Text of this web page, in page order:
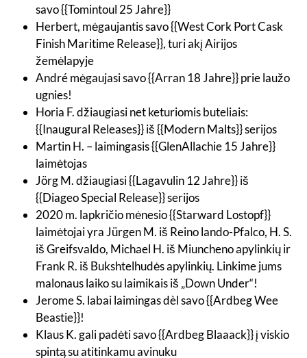
savo {{Tomintoul 25 Jahre}}
Herbert, mėgaujantis savo {{West Cork Port Cask
Finish Maritime Release}}, turi akį Airijos
žemėlapyje
André mėgaujasi savo {{Arran 18 Jahre}} prie laužo
ugnies!
Horia F. džiaugiasi net keturiomis buteliais:
{{Inaugural Releases}} iš {{Modern Malts}} serijos
Martin H. – laimingasis {{GlenAllachie 15 Jahre}}
laimėtojas
Jörg M. džiaugiasi {{Lagavulin 12 Jahre}} iš
{{Diageo Special Release}} serijos
2020 m. lapkričio mėnesio {{Starward Lostopf}}
laimėtojai yra Jürgen M. iš Reino lando-Pfalco, H. S.
iš Greifsvaldo, Michael H. iš Miuncheno apylinkių ir
Frank R. iš Bukshtelhudės apylinkių. Linkime jums
malonaus laiko su laimikais iš „Down Under“!
Jerome S. labai laimingas dèl savo {{Ardbeg Wee
Beastie}}!
Klaus K. gali padėti savo {{Ardbeg Blaaack}} į viskio
spintą su atitinkamu avinuku